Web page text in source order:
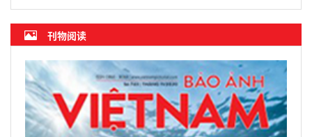
刊物阅读